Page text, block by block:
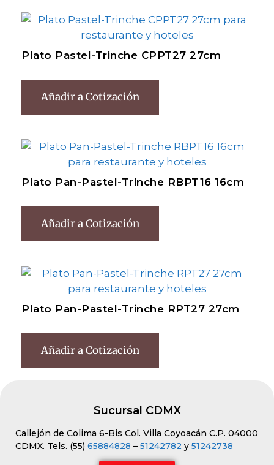
Plato Pastel-Trinche CPPT27 27cm
Añadir a Cotización
Plato Pan-Pastel-Trinche RBPT16 16cm
Añadir a Cotización
Plato Pan-Pastel-Trinche RPT27 27cm
Añadir a Cotización
Sucursal CDMX
Callejón de Colima 6-Bis Col. Villa Coyoacán C.P. 04000
CDMX. Tels. (55) 65884828 – 51242782 y 51242738